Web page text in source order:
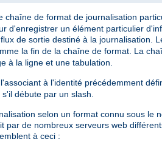
chaîne de format de journalisation
d'enregistrer un élément particulier
de sortie destiné à la journalisation.
la fin de la chaîne de format. La
à la ligne et une tabulation.
à l'identité précédemment
s'il débute par un slash.
selon un format connu sous le
de nombreux serveurs web
à ceci :